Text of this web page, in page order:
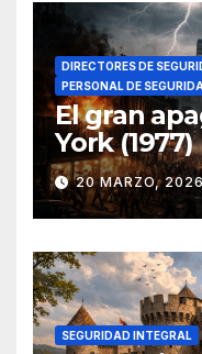
DIRECTORES DE
PERSONAL DE
El gran
York (1977)
20 MARZO,
SEGURIDAD INTEGRAL